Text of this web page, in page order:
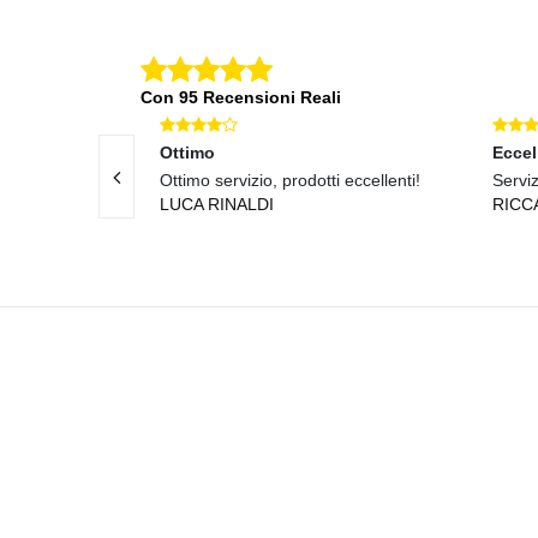
Con 95 Recensioni Reali
Ottimo
Ottimo servizio, prodotti eccellenti!
LUCA RINALDI